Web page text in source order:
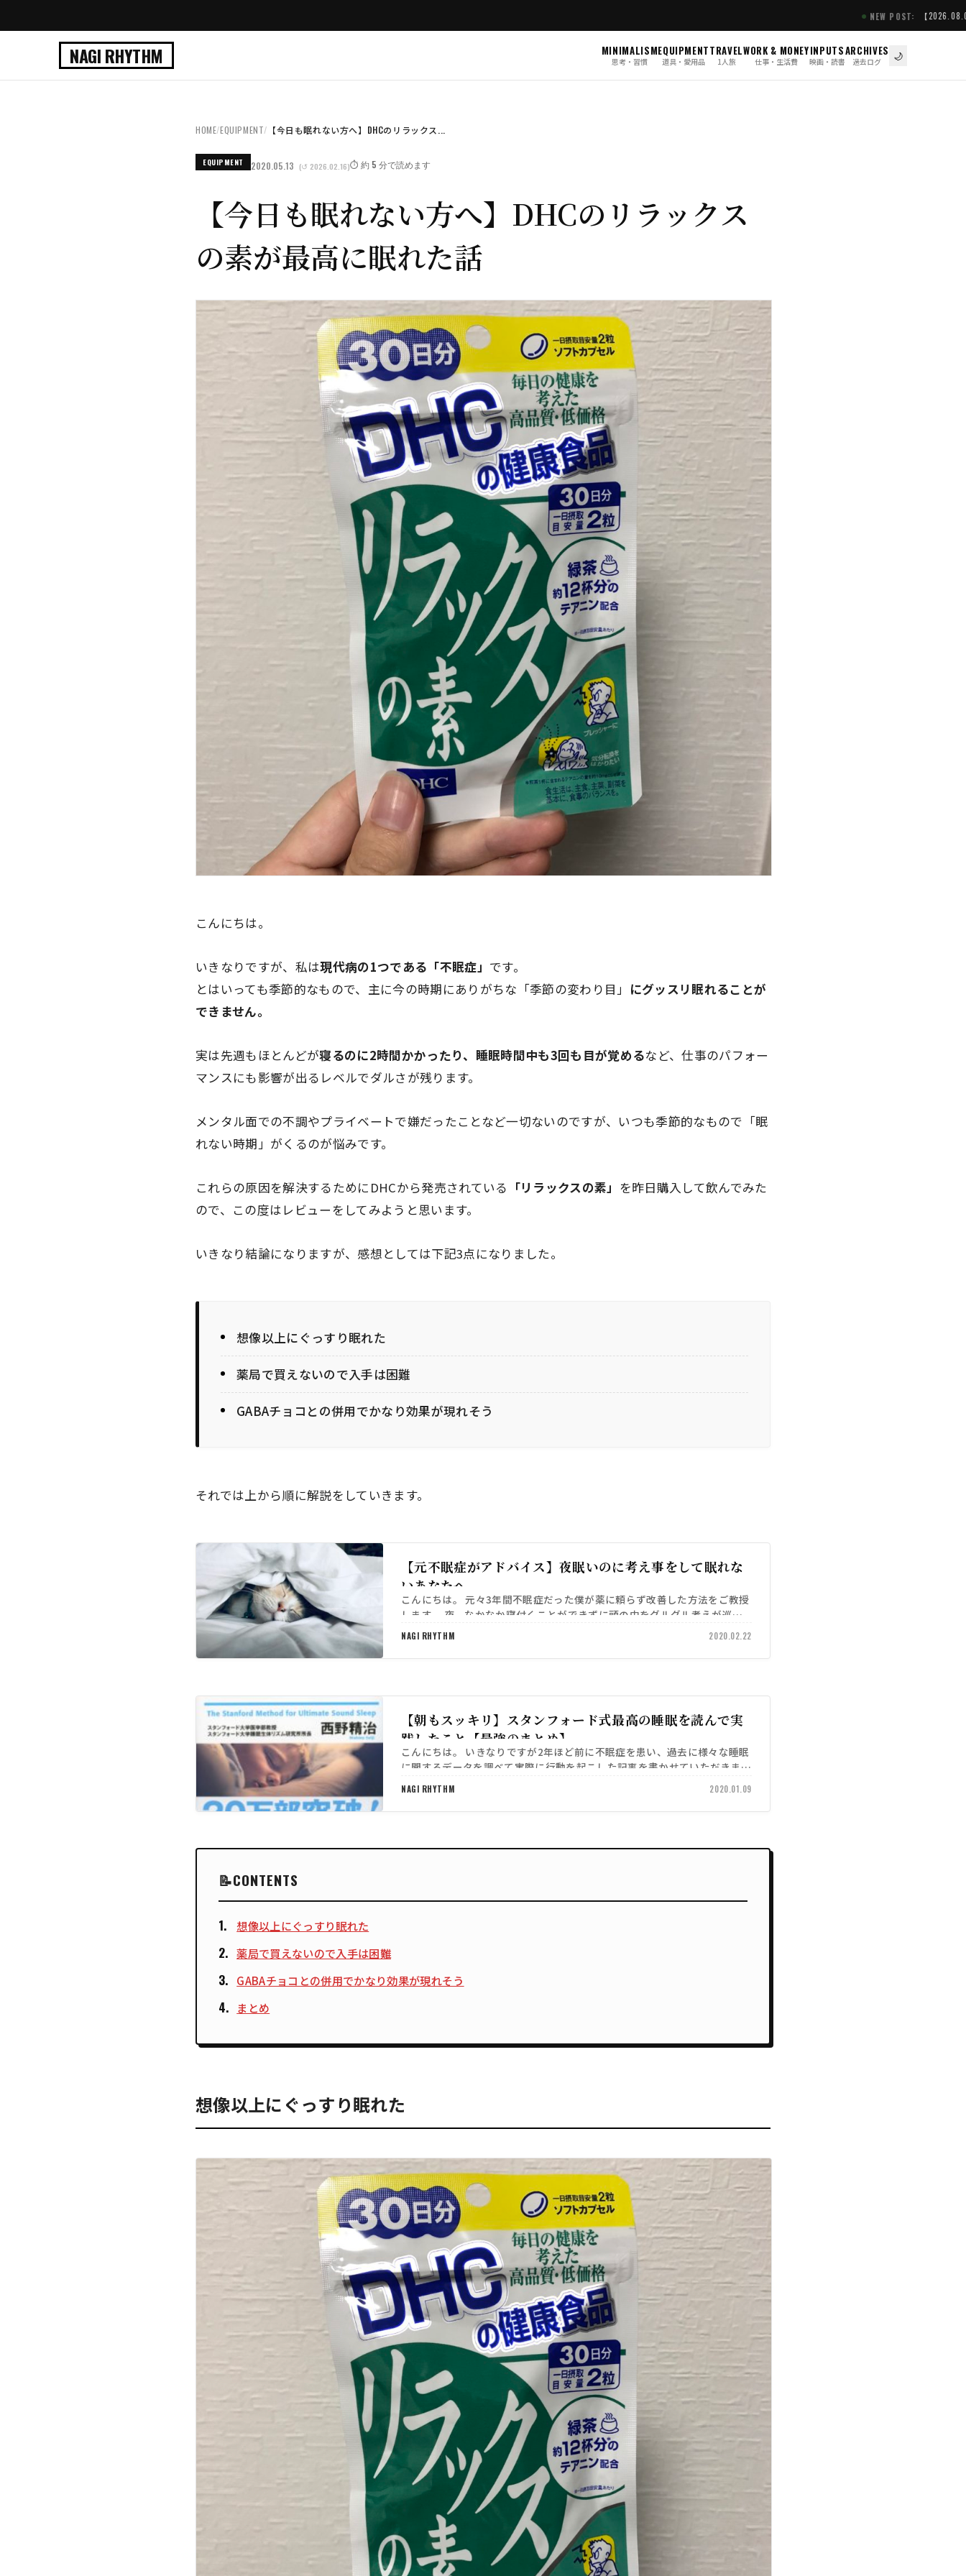
【2026.08.05】【正直レビュ
NAGI RHYTHM MINIMALISM
思考・習慣
EQUIPMENT
道具・愛用品
TRAVEL
1人旅
WORK & MONEY
仕事・生活費
INPUTS
映画・読書
ARCHIVES
過去ログ 🌙
HOME/EQUIPMENT/ 【今日も眠れない方へ】DHCのリラックス...
EQUIPMENT 2020.05.13 (↺ 2026.02.16)⏱️ 約 5 分で読めます
【今日も眠れない方へ】DHCのリラックス
の素が最高に眠れた話
こんにちは。
いきなりですが、私は現代病の1つである「不眠症」 です。
とはいっても季節的なもので、主に今の時期にありがちな 「季節の変わり目」 にグッスリ眠れることが
できません。
実は先週もほとんどが寝るのに2時間かかったり、睡眠時間中も3回も目が覚めるなど、仕事のパフォー
マンスにも影響が出るレベルでダルさが残ります。
メンタル面での不調やプライベートで嫌だったことなど一切ないのですが、いつも季節的なもので「眠
れない時期」がくるのが悩みです。
これらの原因を解決するためにDHCから発売されている 「リラックスの素」 を昨日購入して飲んでみた
ので、この度はレビューをしてみようと思います。
いきなり結論になりますが、感想としては下記3点になりました。
想像以上にぐっすり眠れた
薬局で買えないので入手は困難
GABAチョコとの併用でかなり効果が現れそう
それでは上から順に解説をしていきます。
【元不眠症がアドバイス】夜眠いのに考え事をして眠れな
いあなたへ
こんにちは。 元々3年間不眠症だった僕が薬に頼らず改善した方法をご教授
します。 夜、なかなか寝付くことができずに頭の中をグルグル考えが巡っ
て止まらず、ますます悲惨な不安状態に陥ってしまうということは誰…
NAGI RHYTHM 2020.02.22
【朝もスッキリ】スタンフォード式最高の睡眠を読んで実
践したこと【最強のまとめ】
こんにちは。 いきなりですが2年ほど前に不眠症を患い、過去に様々な睡眠
に関するデータを調べて実際に行動を起こした記事を書かせていただきまし
た。 https://sib-official.com/512…
NAGI RHYTHM 2020.01.09
CONTENTS
想像以上にぐっすり眠れた
薬局で買えないので入手は困難
GABAチョコとの併用でかなり効果が現れそう
まとめ
想像以上にぐっすり眠れた